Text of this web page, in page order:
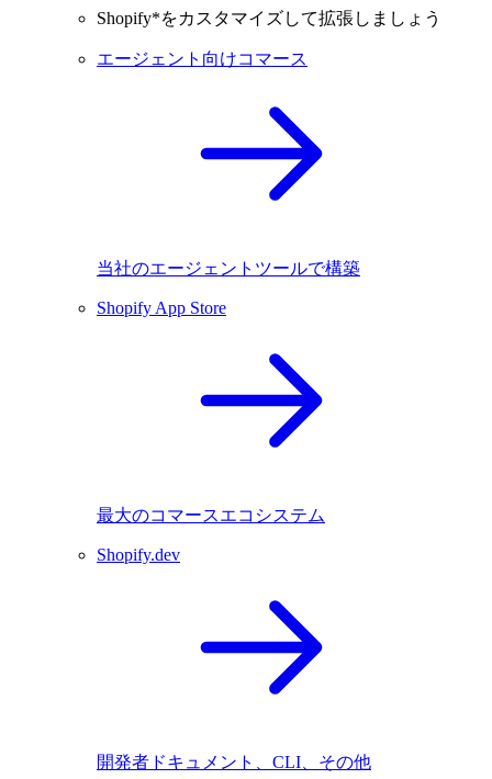
Shopify*をカスタマイズして拡張しましょう
エージェント向けコマース
当社のエージェントツールで構築
Shopify App Store
最大のコマースエコシステム
Shopify.dev
開発者ドキュメント、CLI、その他